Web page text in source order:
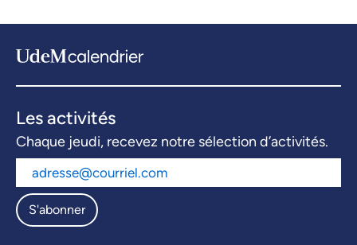
Les activités
Chaque jeudi, recevez notre sélection d’activités.
S'abonner